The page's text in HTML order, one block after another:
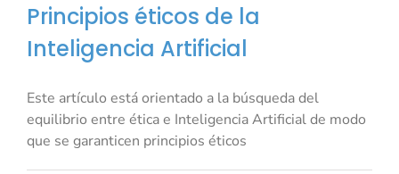
Principios éticos de la
Inteligencia Artificial
Este artículo está orientado a la búsqueda del
equilibrio entre ética e Inteligencia Artificial de modo
que se garanticen principios éticos